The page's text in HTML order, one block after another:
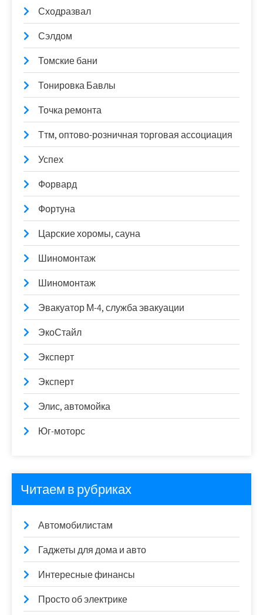
Сходразвал
Сэлдом
Томские бани
Тонировка Бавлы
Точка ремонта
Ттм, оптово-розничная торговая ассоциация
Успех
Форвард
Фортуна
Царские хоромы, сауна
Шиномонтаж
Шиномонтаж
Эвакуатор М-4, служба эвакуации
ЭкоСтайл
Эксперт
Эксперт
Элис, автомойка
Юг-моторс
Читаем в рубриках
Автомобилистам
Гаджеты для дома и авто
Интересные финансы
Просто об электрике